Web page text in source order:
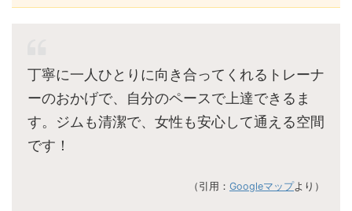
丁寧に一人ひとりに向き合ってくれるトレーナ
ーのおかげで、自分のペースで上達できるま
す。ジムも清潔で、女性も安心して通える空間
です！
（引用： Googleマップより）